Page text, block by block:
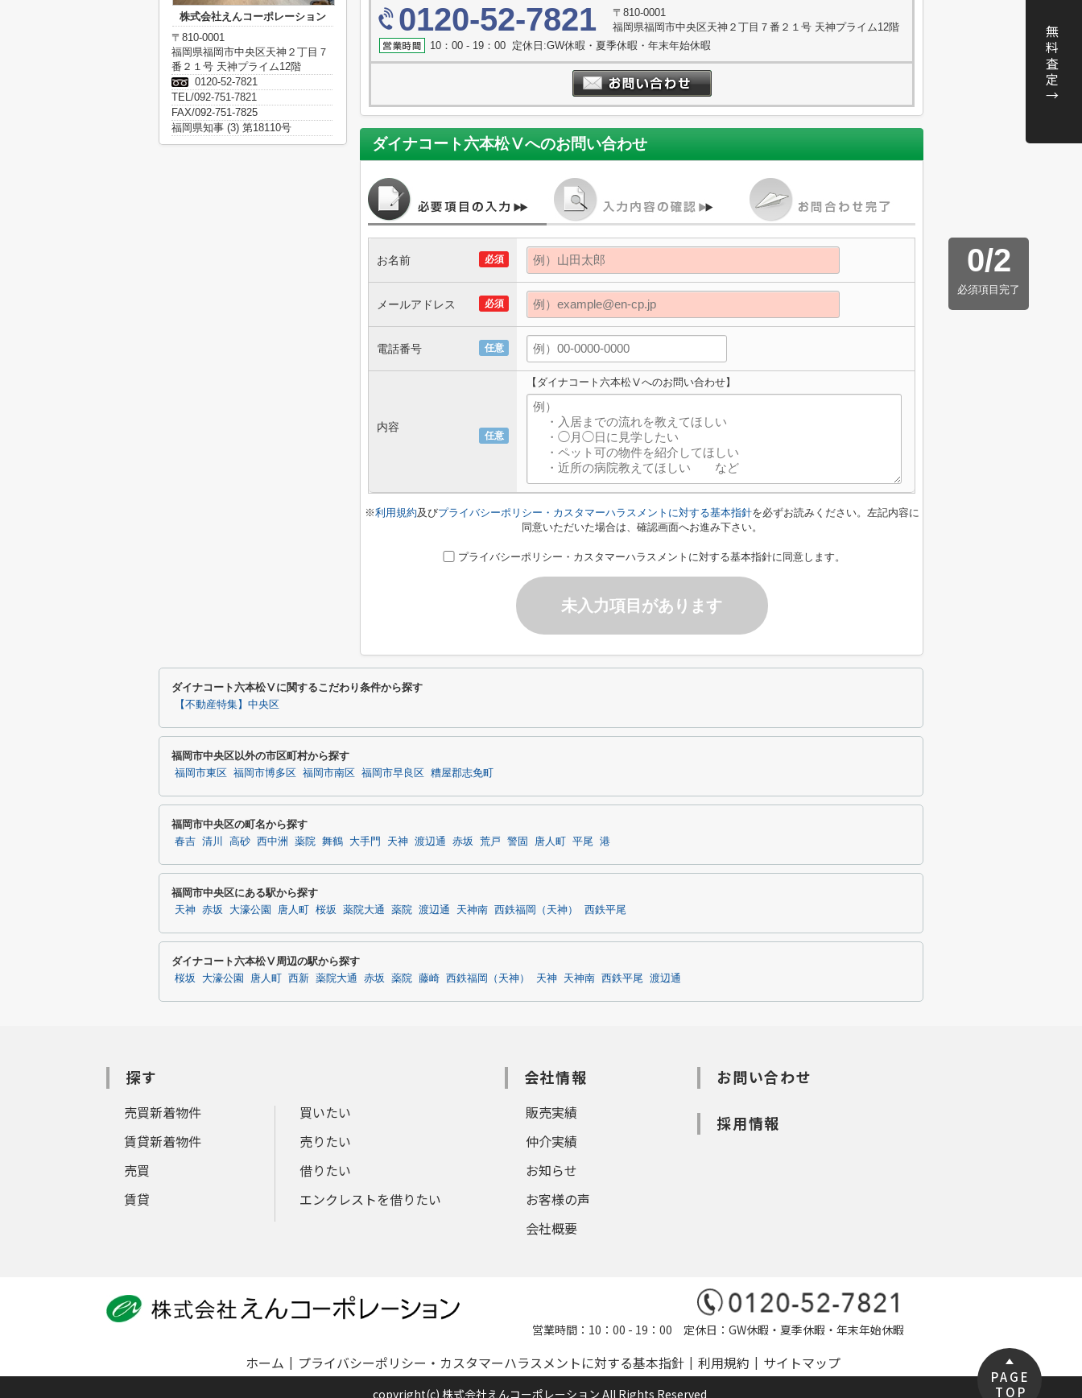
0120-52-7821
〒810-0001
福岡県福岡市中央区天神２丁目７番２１号 天神プライム12階
10：00 - 19：00 定休日:GW休暇・夏季休暇・年末年始休暇
ダイナコート六本松Ⅴへのお問い合わせ
0/2
必須項目完了
必須
お名前
必須
メールアドレス
任意
電話番号
任意
内容
【ダイナコート六本松Ⅴへのお問い合わせ】
※利用規約及びプライバシーポリシー・カスタマーハラスメントに対する基本指針を必ずお読みください。左記内容に
同意いただいた場合は、確認画面へお進み下さい。
プライバシーポリシー・カスタマーハラスメントに対する基本指針に同意します。
未入力項目があります
株式会社えんコーポレーション
〒810-0001
福岡県福岡市中央区天神２丁目７
番２１号 天神プライム12階
0120-52-7821
TEL/092-751-7821
FAX/092-751-7825
福岡県知事 (3) 第18110号
ダイナコート六本松Ⅴに関するこだわり条件から探す
【不動産特集】中央区
福岡市中央区以外の市区町村から探す
福岡市東区 福岡市博多区 福岡市南区 福岡市早良区 糟屋郡志免町
福岡市中央区の町名から探す
春吉 清川 高砂 西中洲 薬院 舞鶴 大手門 天神 渡辺通 赤坂 荒戸 警固 唐人町 平尾 港
福岡市中央区にある駅から探す
天神 赤坂 大濠公園 唐人町 桜坂 薬院大通 薬院 渡辺通 天神南 西鉄福岡（天神） 西鉄平尾
ダイナコート六本松Ⅴ周辺の駅から探す
桜坂 大濠公園 唐人町 西新 薬院大通 赤坂 薬院 藤崎 西鉄福岡（天神） 天神 天神南 西鉄平尾 渡辺通
探す
売買新着物件
賃貸新着物件
売買
賃貸
買いたい
売りたい
借りたい
エンクレストを借りたい
会社情報
販売実績
仲介実績
お知らせ
お客様の声
会社概要
お問い合わせ
採用情報
営業時間：10：00 - 19：00 定休日：GW休暇・夏季休暇・年末年始休暇
ホーム プライバシーポリシー・カスタマーハラスメントに対する基本指針 利用規約 サイトマップ
PAGE
TOP
無
料
査
定
→
copyright(c) 株式会社えんコーポレーション All Rights Reserved